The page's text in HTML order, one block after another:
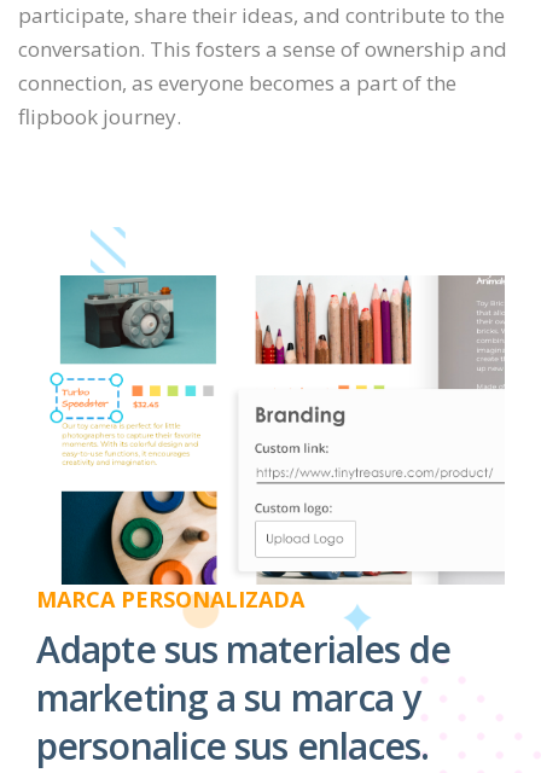
participate, share their ideas, and contribute to the
conversation. This fosters a sense of ownership and
connection, as everyone becomes a part of the
flipbook journey.
MARCA PERSONALIZADA
Adapte sus materiales de
marketing a su marca y
personalice sus enlaces.